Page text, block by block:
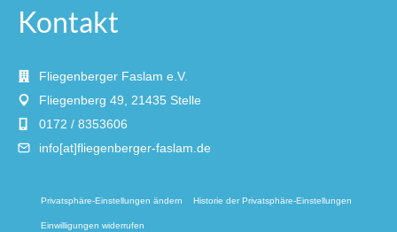
Kontakt
Fliegenberger Faslam e.V.
Fliegenberg 49, 21435 Stelle
0172 / 8353606
info[at]fliegenberger-faslam.de
Privatsphäre-Einstellungen ändern Historie der Privatsphäre-Einstellungen
Einwilligungen widerrufen